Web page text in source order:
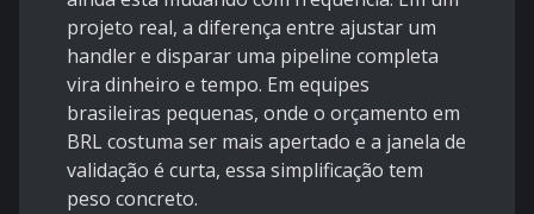
projeto real, a diferença entre ajustar um
handler e disparar uma pipeline completa
vira dinheiro e tempo. Em equipes
brasileiras pequenas, onde o orçamento em
BRL costuma ser mais apertado e a janela de
validação é curta, essa simplificação tem
peso concreto.